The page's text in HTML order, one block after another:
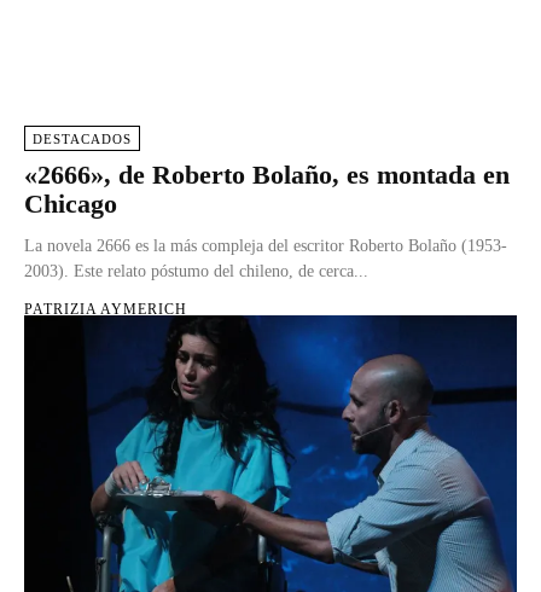
DESTACADOS
«2666», de Roberto Bolaño, es montada en
Chicago
La novela 2666 es la más compleja del escritor Roberto Bolaño (1953-
2003). Este relato póstumo del chileno, de cerca...
PATRIZIA AYMERICH